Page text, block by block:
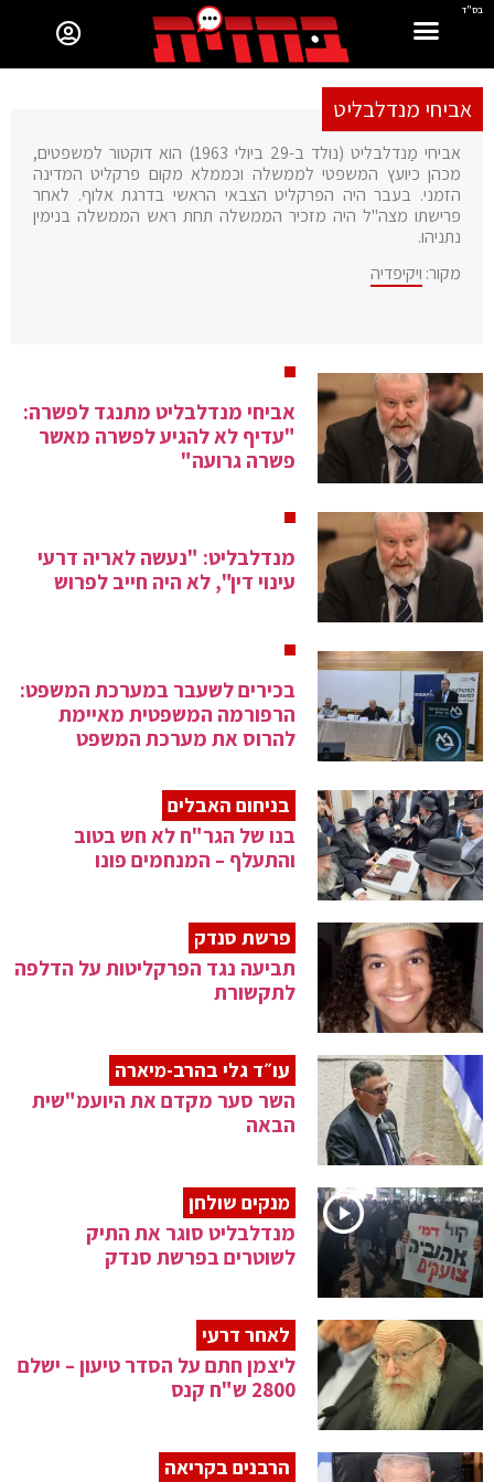
בס"ד
אביחי מנדלבליט
אביחי מַנדלבליט (נולד ב-29 ביולי 1963) הוא דוקטור למשפטים,
מכהן כיועץ המשפטי לממשלה וכממלא מקום פרקליט המדינה
הזמני. בעבר היה הפרקליט הצבאי הראשי בדרגת אלוף. לאחר
פרישתו מצה"ל היה מזכיר הממשלה תחת ראש הממשלה בנימין
נתניהו.
מקור: ויקיפדיה
אביחי מנדלבליט מתנגד לפשרה:
"עדיף לא להגיע לפשרה מאשר
פשרה גרועה"
מנדלבליט: "נעשה לאריה דרעי
עינוי דין", לא היה חייב לפרוש
בכירים לשעבר במערכת המשפט:
הרפורמה המשפטית מאיימת
להרוס את מערכת המשפט
בניחום האבלים
בנו של הגר"ח לא חש בטוב
והתעלף – המנחמים פונו
פרשת סנדק
תביעה נגד הפרקליטות על הדלפה
לתקשורת
עו״ד גלי בהרב-מיארה
השר סער מקדם את היועמ"שית
הבאה
מנקים שולחן
מנדלבליט סוגר את התיק
לשוטרים בפרשת סנדק
לאחר דרעי
ליצמן חתם על הסדר טיעון – ישלם
2800 ש"ח קנס
הרבנים בקריאה